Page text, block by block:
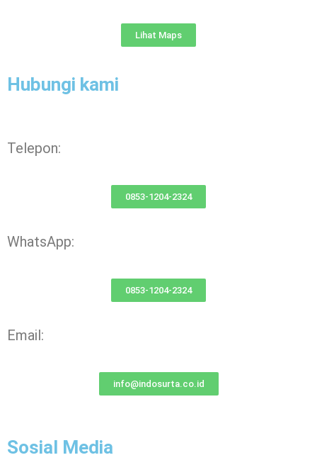
Lihat Maps
Hubungi kami
Telepon:
0853-1204-2324
WhatsApp:
0853-1204-2324
Email:
info@indosurta.co.id
Sosial Media